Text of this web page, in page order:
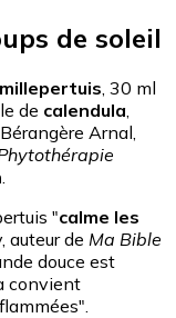
de soleil
millepertuis , 30 ml
de calendula
Arnal,
"calme les
auteur de Ma Bible
douce est
convient